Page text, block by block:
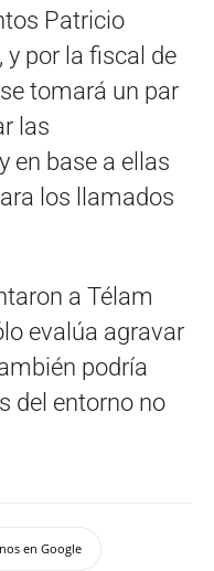
Patricio
y por la fiscal de
tomará un par
las
en base a ellas
los llamados
a Télam
evalúa agravar
podría
del entorno no
en Google